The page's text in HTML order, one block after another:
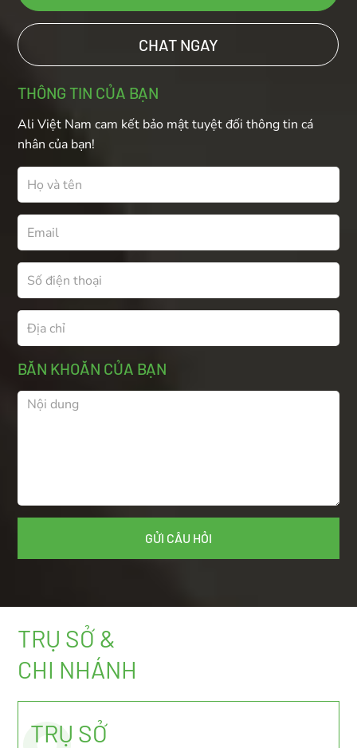
CHAT NGAY
THÔNG TIN CỦA BẠN
Ali Việt Nam cam kết bảo mật tuyệt đối thông tin cá
nhân của bạn!
BĂN KHOĂN CỦA BẠN
TRỤ SỞ &
CHI NHÁNH
TRỤ SỞ